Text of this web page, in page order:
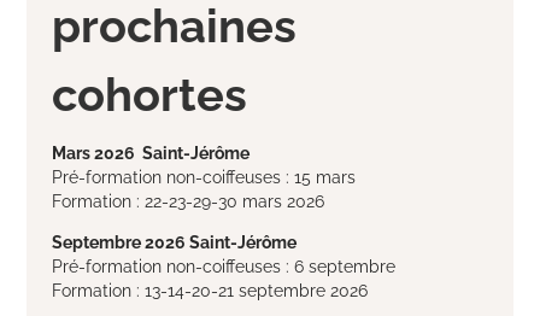
prochaines
cohortes
Mars 2026 Saint-Jérôme
Pré-formation non-coiffeuses : 15 mars
Formation : 22-23-29-30 mars 2026
Septembre 2026 Saint-Jérôme
Pré-formation non-coiffeuses : 6 septembre
Formation : 13-14-20-21 septembre 2026